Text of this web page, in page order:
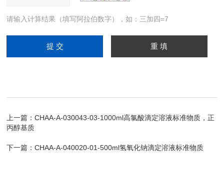
请输入计算结果（填写阿拉伯数字），如：三加四=7
上一篇：CHAA-A-030043-03-1000ml高氯酸滴定溶液标准物质，正
丙醇基质
下一篇：CHAA-A-040020-01-500ml氢氧化钠滴定溶液标准物质